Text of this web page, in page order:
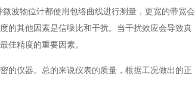
波物位计都使用包络曲线进行测量，更宽的带宽会
的其他因素是信噪比和干扰。当干扰效应会导致真
佳精度的重要因素。
的仪器。总的来说仪表的质量，根据工况做出的正